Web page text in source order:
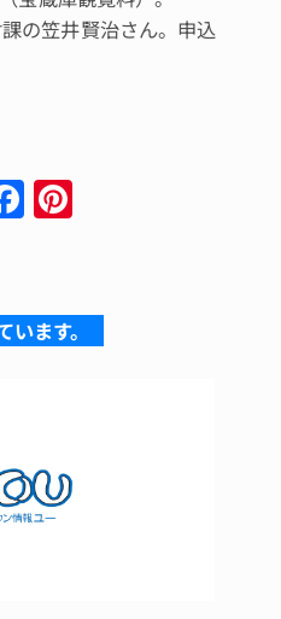
の笠井賢治さん。申込
F
e
b
k
re
st
ます。